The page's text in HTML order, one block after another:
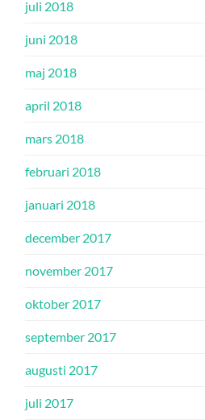
juli 2018
juni 2018
maj 2018
april 2018
mars 2018
februari 2018
januari 2018
december 2017
november 2017
oktober 2017
september 2017
augusti 2017
juli 2017